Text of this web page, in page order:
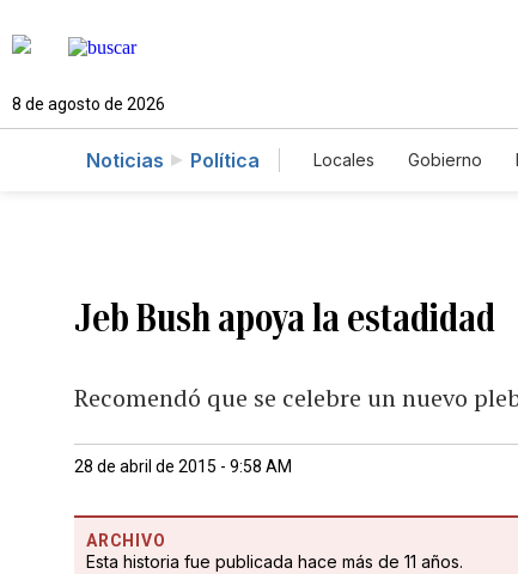
8 de agosto de 2026
Noticias Política Locales Gobierno
Jeb Bush apoya la estadidad
Recomendó que se celebre un nuevo
28 de abril de 2015 - 9:58 AM
ARCHIVO
Esta historia fue publicada hace más de 11 años.